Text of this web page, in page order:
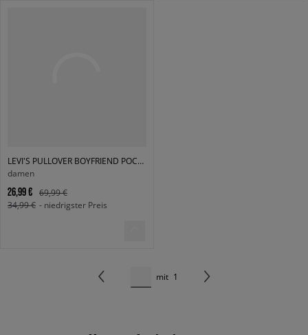
LEVI'S PULLOVER BOYFRIEND POCKET CARDI GREYS
damen
26,99 €
69,99 €
34,99 € - niedrigster Preis
mit 1